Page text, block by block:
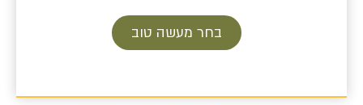
בחר מעשה טוב